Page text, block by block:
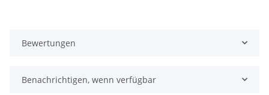
Bewertungen
Benachrichtigen, wenn verfügbar